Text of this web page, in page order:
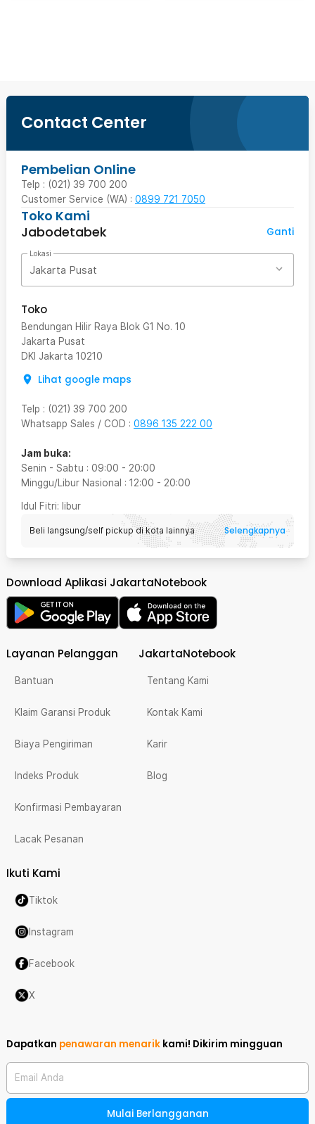
Contact Center
Pembelian Online
Telp : (021) 39 700 200
Customer Service (WA) : 0899 721 7050
Toko Kami
Jabodetabek
Ganti
Lokasi
Jakarta Pusat
Toko
Bendungan Hilir Raya Blok G1 No. 10
Jakarta Pusat
DKI Jakarta 10210
Lihat google maps
Telp : (021) 39 700 200
Whatsapp Sales / COD : 0896 135 222 00
Jam buka:
Senin - Sabtu : 09:00 - 20:00
Minggu/Libur Nasional : 12:00 - 20:00
Idul Fitri: libur
Beli langsung/self pickup di kota lainnya Selengkapnya
Download Aplikasi JakartaNotebook
Layanan Pelanggan
Bantuan
Klaim Garansi Produk
Biaya Pengiriman
Indeks Produk
Konfirmasi Pembayaran
Lacak Pesanan
JakartaNotebook
Tentang Kami
Kontak Kami
Karir
Blog
Ikuti Kami
Tiktok
Instagram
Facebook
X
Dapatkan penawaran menarik kami! Dikirim mingguan
Email Anda
Mulai Berlangganan